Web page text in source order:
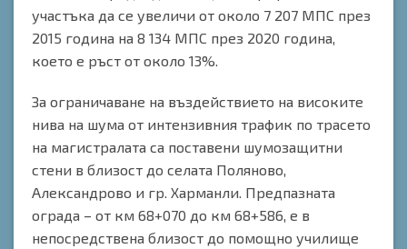
участъка да се увеличи от около 7 207 МПС през
2015 година на 8 134 МПС през 2020 година,
което е ръст от около 13%.
За ограничаване на въздействието на високите
нива на шума от интензивния трафик по трасето
на магистралата са поставени шумозащитни
стени в близост до селата Поляново,
Александрово и гр. Харманли. Предпазната
ограда – от км 68+070 до км 68+586, е в
непосредствена близост до помощно училище